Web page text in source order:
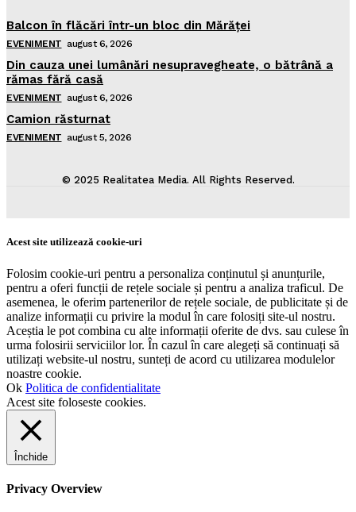
Balcon în flăcări într-un bloc din Mărăţei
EVENIMENT august 6, 2026
Din cauza unei lumânări nesupravegheate, o bătrână a
rămas fără casă
EVENIMENT august 6, 2026
Camion răsturnat
EVENIMENT august 5, 2026
© 2025 Realitatea Media. All Rights Reserved.
Acest site utilizează cookie-uri
Folosim cookie-uri pentru a personaliza conținutul și anunțurile,
pentru a oferi funcții de rețele sociale și pentru a analiza traficul. De
asemenea, le oferim partenerilor de rețele sociale, de publicitate și de
analize informații cu privire la modul în care folosiți site-ul nostru.
Aceștia le pot combina cu alte informații oferite de dvs. sau culese în
urma folosirii serviciilor lor. În cazul în care alegeți să continuați să
utilizați website-ul nostru, sunteți de acord cu utilizarea modulelor
noastre cookie.
Ok Politica de confidentialitate
Acest site foloseste cookies.
Închide
Privacy Overview